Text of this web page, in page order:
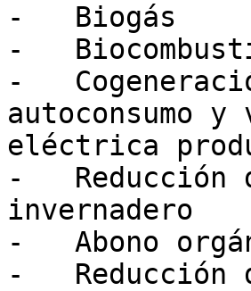
-   Biogás
-
-
autoconsumo
eléctrica
-   Reducción
invernadero
-   Abono
-   Reducción